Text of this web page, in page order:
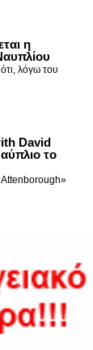
η
λόγω του
David
το